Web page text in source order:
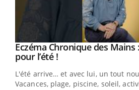
Youtube
Eczéma Chronique des
pour l’été !Youtube
L'été arrive… et avec lui, un tout
Vacances, plage, piscine, soleil,